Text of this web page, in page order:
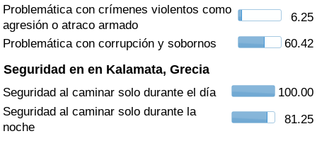
Problemática con crímenes violentos como
agresión o atraco armado
6.25
Problemática con corrupción y sobornos
60.42
Seguridad en en Kalamata, Grecia
Seguridad al caminar solo durante el día
100.00
Seguridad al caminar solo durante la
noche
81.25
Tráfico
Índice de Tráfico
Índice de Tráfico (Actual)
Índice de Tráfico por País